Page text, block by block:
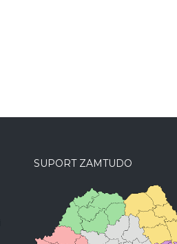
SUPORT ZAMTUDO